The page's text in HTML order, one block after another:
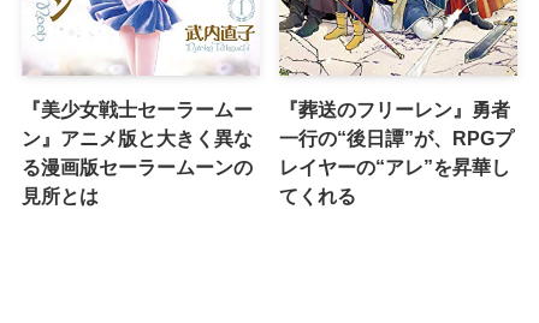
『美少女戦士セーラームー
ン』アニメ版と大きく異な
る漫画版セーラームーンの
見所とは
『葬送のフリーレン』勇者
一行の“後日譚”が、RPGプ
レイヤーの“アレ”を昇華し
てくれる